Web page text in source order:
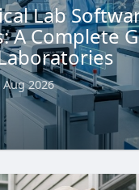
Lab
A Complete
Aug 2026